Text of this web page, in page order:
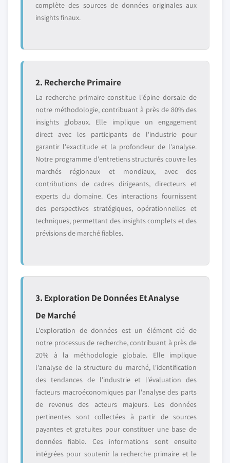
complète des sources de données originales aux
insights finaux.
2. Recherche Primaire
La recherche primaire constitue l'épine dorsale de
notre méthodologie, contribuant à près de 80% des
insights globaux. Elle implique un engagement
direct avec les participants de l'industrie pour
garantir l'exactitude et la profondeur de l'analyse.
Notre programme d'entretiens structurés couvre les
marchés régionaux et mondiaux, avec des
contributions de cadres dirigeants, directeurs et
experts du domaine. Ces interactions fournissent
des perspectives stratégiques, opérationnelles et
techniques, permettant des insights complets et des
prévisions de marché fiables.
3. Exploration De Données Et Analyse
De Marché
L'exploration de données est un élément clé de
notre processus de recherche, contribuant à près de
20% à la méthodologie globale. Elle implique
l'analyse de la structure du marché, l'identification
des tendances de l'industrie et l'évaluation des
facteurs macroéconomiques par l'analyse des parts
de revenus des acteurs majeurs. Les données
pertinentes sont collectées à partir de sources
payantes et gratuites pour constituer une base de
données fiable. Ces informations sont ensuite
intégrées pour soutenir la recherche primaire et le